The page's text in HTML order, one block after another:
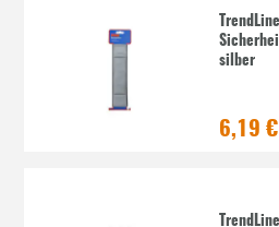
silber
6,19 €